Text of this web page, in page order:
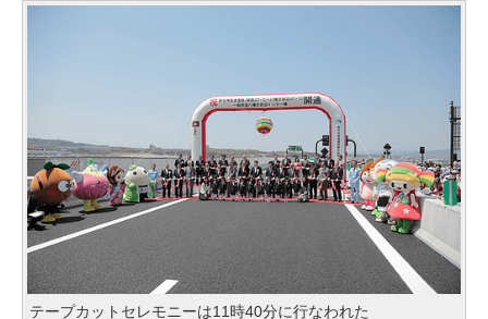
テープカットセレモニーは11時40分に行なわれた